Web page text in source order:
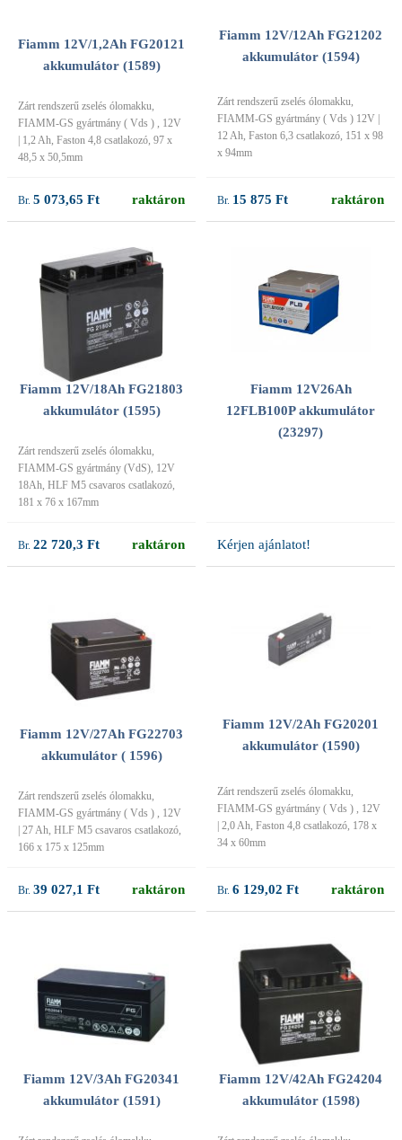
Fiamm 12V/1,2Ah FG20121
akkumulátor (1589)
Zárt rendszerű zselés ólomakku,
FIAMM-GS gyártmány ( Vds ) , 12V
| 1,2 Ah, Faston 4,8 csatlakozó, 97 x
48,5 x 50,5mm
5 073,65 Ft raktáron
Fiamm 12V/12Ah FG21202
akkumulátor (1594)
Zárt rendszerű zselés ólomakku,
FIAMM-GS gyártmány ( Vds ) 12V |
12 Ah, Faston 6,3 csatlakozó, 151 x 98
x 94mm
15 875 Ft raktáron
Fiamm 12V/18Ah FG21803
akkumulátor (1595)
Zárt rendszerű zselés ólomakku,
FIAMM-GS gyártmány (VdS), 12V
18Ah, HLF M5 csavaros csatlakozó,
181 x 76 x 167mm
22 720,3 Ft raktáron
Fiamm 12V26Ah
12FLB100P akkumulátor
(23297)
Kérjen ajánlatot!
Fiamm 12V/27Ah FG22703
akkumulátor ( 1596)
Zárt rendszerű zselés ólomakku,
FIAMM-GS gyártmány ( Vds ) , 12V
| 27 Ah, HLF M5 csavaros csatlakozó,
166 x 175 x 125mm
39 027,1 Ft raktáron
Fiamm 12V/2Ah FG20201
akkumulátor (1590)
Zárt rendszerű zselés ólomakku,
FIAMM-GS gyártmány ( Vds ) , 12V
| 2,0 Ah, Faston 4,8 csatlakozó, 178 x
34 x 60mm
6 129,02 Ft raktáron
Fiamm 12V/3Ah FG20341
akkumulátor (1591)
Fiamm 12V/42Ah FG24204
akkumulátor (1598)